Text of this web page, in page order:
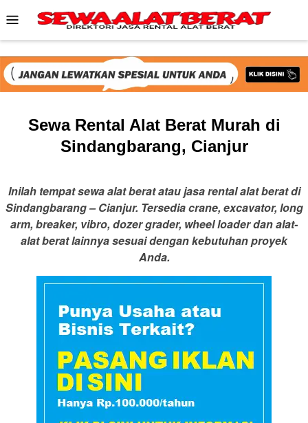
to
content
Mobile
Menu
Sewa Rental Alat Berat Murah di
Sindangbarang, Cianjur
Inilah tempat sewa alat berat atau jasa rental alat berat di
Sindangbarang – Cianjur. Tersedia crane, excavator, long
arm, breaker, vibro, dozer grader, wheel loader dan alat-
alat berat lainnya sesuai dengan kebutuhan proyek
Anda.